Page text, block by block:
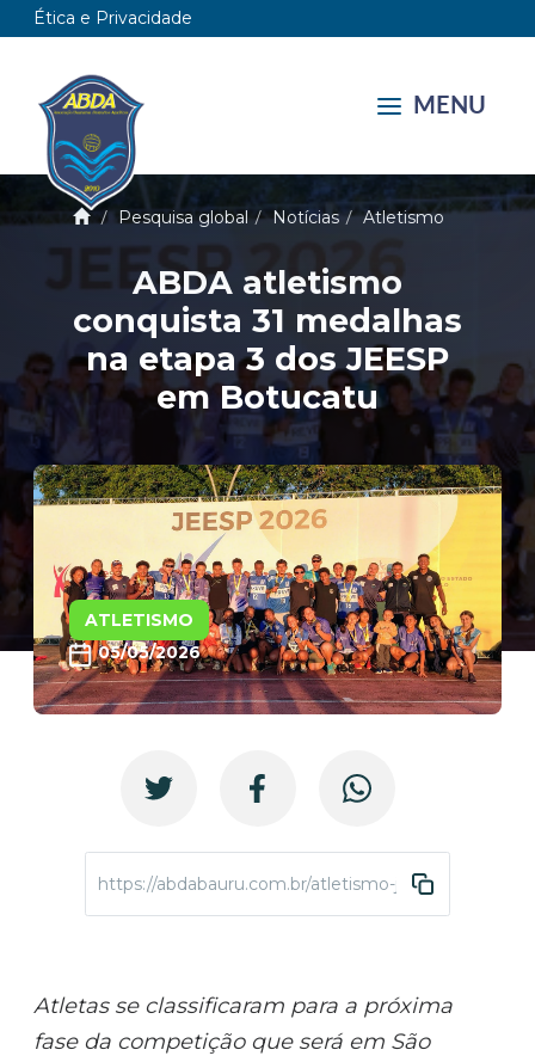
Ética e Privacidade
MENU
Pesquisa global Notícias Atletismo
ABDA atletismo
conquista 31 medalhas
na etapa 3 dos JEESP
em Botucatu
ATLETISMO
05/05/2026
https://abdabauru.com.br/atletismo-jeesp-fase3-
Atletas se classificaram para a próxima
fase da competição que será em São